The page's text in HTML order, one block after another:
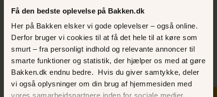
Få den bedste oplevelse på Bakken.dk
Her på Bakken elsker vi gode oplevelser – også online.
Derfor bruger vi cookies til at få det hele til at køre som
smurt – fra personligt indhold og relevante annoncer til
smarte funktioner og statistik, der hjælper os med at gøre
Bakken.dk endnu bedre. Hvis du giver samtykke, deler
vi også oplysninger om din brug af hjemmesiden med
vores samarbejdspartnere inden for sociale medier,
Flere muligheder